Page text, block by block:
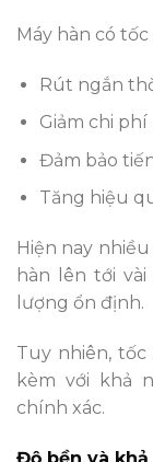
Máy hàn có
Rút ngắn
Giảm chi
Đảm bảo
Tăng hiệu
Hiện nay
hàn lên tới
lượng ổn định.
Tuy nhiên,
kèm với khả
chính xác.